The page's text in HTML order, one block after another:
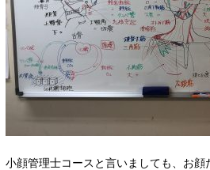
小顔管理士コースと言いましても、お顔